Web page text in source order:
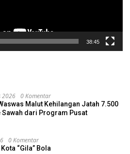
38:45
2026 0 Komentar
Malut Kehilangan Jatah 7.500
Sawah dari Program Pusat
0 Komentar
“Gila” Bola